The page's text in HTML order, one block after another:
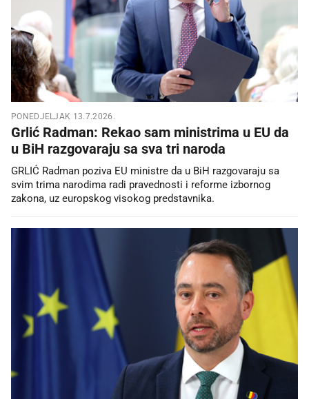
PONEDJELJAK 13.7.2026.
Grlić Radman: Rekao sam ministrima u EU da
u BiH razgovaraju sa sva tri naroda
GRLIĆ Radman poziva EU ministre da u BiH razgovaraju sa
svim trima narodima radi pravednosti i reforme izbornog
zakona, uz europskog visokog predstavnika.